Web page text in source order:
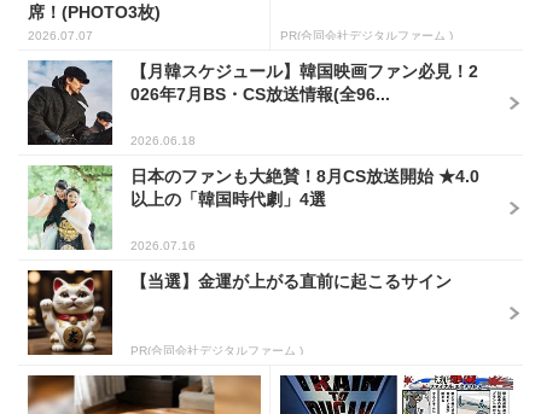
席！(PHOTO3枚)
2026.07.07 PR(合同会社デジタルファーム )
【月韓スケジュール】韓国映画ファン必見！2
026年7月BS・CS放送情報(全96...
2026.06.18
日本のファンも大絶賛！8月CS放送開始 ★4.0
以上の「韓国時代劇」4選
2026.07.16
【当選】金運が上がる直前に起こるサイン
PR(合同会社デジタルファーム )